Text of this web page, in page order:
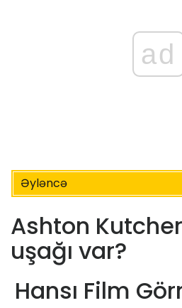
ad
Əyləncə
Ashton
uşağı var?
Hansı Film